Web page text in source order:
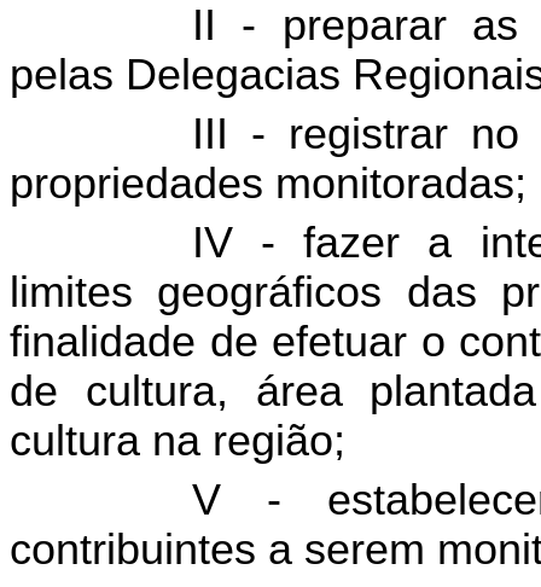
II - preparar as
pelas Delegacias
III - registrar no
propriedades monitoradas;
IV - fazer a
limites geográficos das
finalidade de efetuar o
de cultura, área
cultura na região;
V -
contribuintes a serem